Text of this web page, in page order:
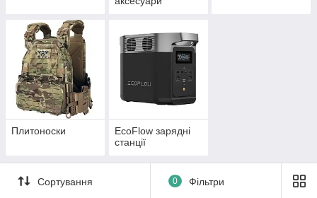
Плитоноски
EcoFlow зарядні
станції
Сортування 0 Фільтри